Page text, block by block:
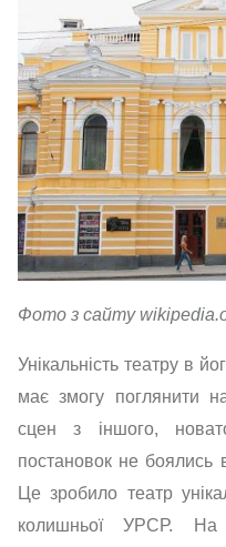
Фото з сайту
Унікальність театру в
має змогу поглянити
сцен з іншого,
постановок не боялись
Це зробило театр
колишньої УРСР. На